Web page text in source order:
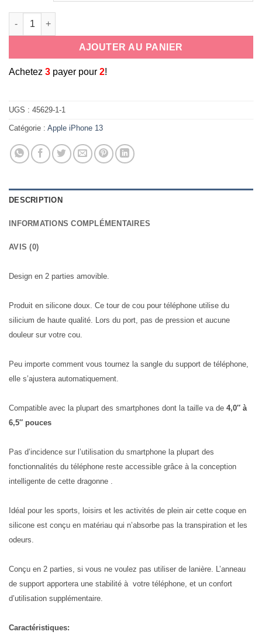
quantité de Coque tour de cou pour mobile avec anneau de
AJOUTER AU PANIER
Achetez 3 payer pour 2!
UGS : 45629-1-1
Catégorie : Apple iPhone 13
DESCRIPTION
INFORMATIONS COMPLÉMENTAIRES
AVIS (0)
Design en 2 parties amovible.
Produit en silicone doux. Ce tour de cou pour téléphone utilise du
silicium de haute qualité. Lors du port, pas de pression et aucune
douleur sur votre cou.
Peu importe comment vous tournez la sangle du support de téléphone,
elle s’ajustera automatiquement.
Compatible avec la plupart des smartphones dont la taille va de 4,0″ à
6,5″ pouces
Pas d’incidence sur l’utilisation du smartphone la plupart des
fonctionnalités du téléphone reste accessible grâce à la conception
intelligente de cette dragonne .
Idéal pour les sports, loisirs et les activités de plein air cette coque en
silicone est conçu en matériau qui n’absorbe pas la transpiration et les
odeurs.
Conçu en 2 parties, si vous ne voulez pas utiliser de lanière. L’anneau
de support apportera une stabilité à votre téléphone, et un confort
d’utilisation supplémentaire.
Caractéristiques: